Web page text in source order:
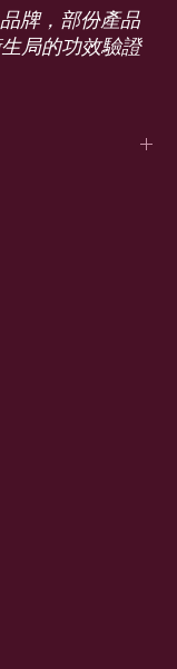
牌，部份產品
局的功效驗證